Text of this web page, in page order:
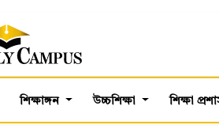
শিক্ষাঙ্গন উচ্চশিক্ষা শিক্ষা